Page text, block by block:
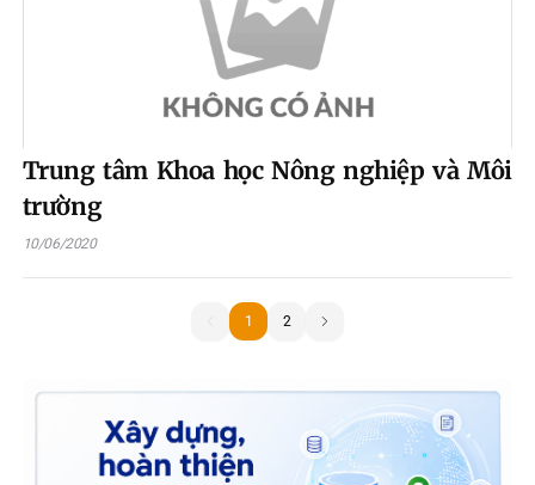
Trung tâm Khoa học Nông nghiệp và Môi
trường
10/06/2020
11 2